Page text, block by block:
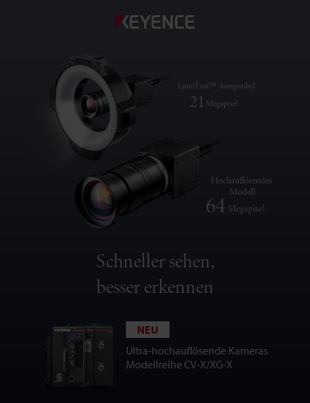
Schneller sehen,
besser erkennen
NEU
Ultra-hochauflösende Kameras
Modellreihe CV-X/XG-X